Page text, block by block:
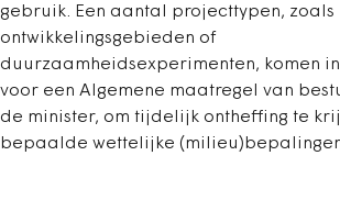
gebruik. Een aantal projecttypen, zoals
ontwikkelingsgebieden of
duurzaamheidsexperimenten, komen
voor een Algemene maatregel van
de minister, om tijdelijk ontheffing te
bepaalde wettelijke